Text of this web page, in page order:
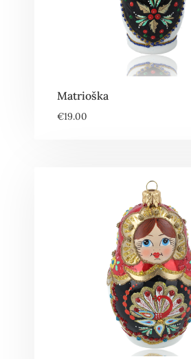
Matrioška
€19.00